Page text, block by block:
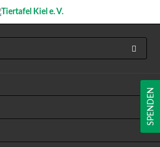
SPENDEN